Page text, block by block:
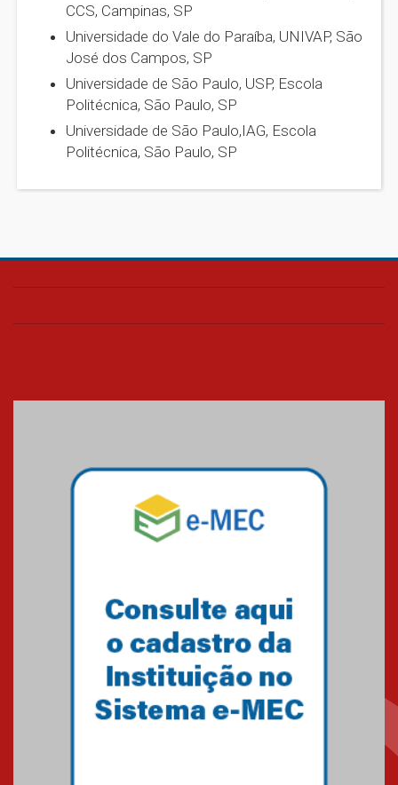
CCS, Campinas, SP
Universidade do Vale do Paraíba, UNIVAP, São
José dos Campos, SP
Universidade de São Paulo, USP, Escola
Politécnica, São Paulo, SP
Universidade de São Paulo,IAG, Escola
Politécnica, São Paulo, SP